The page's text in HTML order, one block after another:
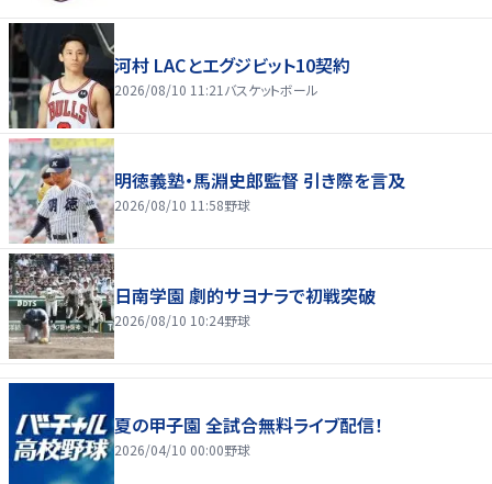
河村 LACとエグジビット10契約
2026/08/10 11:21 バスケットボール
明徳義塾・馬淵史郎監督 引き際を言及
2026/08/10 11:58野球
日南学園 劇的サヨナラで初戦突破
2026/08/10 10:24野球
夏の甲子園 全試合無料ライブ配信！
2026/04/10 00:00野球